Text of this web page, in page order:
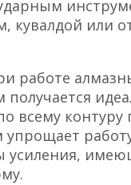
кувалдой или
работе
получается
всему
усиления,